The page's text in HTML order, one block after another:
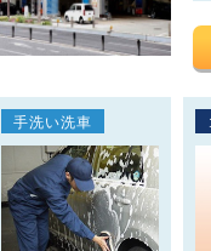
手洗い洗車